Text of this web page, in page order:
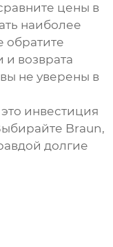
цены в
наиболее
обратите
и возврата
не уверены в
инвестиция
Braun,
долгие